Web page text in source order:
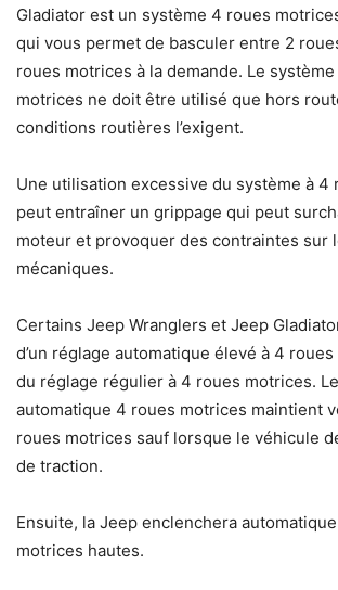
Gladiator est un système 4 roues
qui vous permet de basculer entre 2
roues motrices à la demande. Le
motrices ne doit être utilisé que hors
conditions routières l’exigent.
Une utilisation excessive du système à 4
peut entraîner un grippage qui peut
moteur et provoquer des contraintes sur
mécaniques.
Certains Jeep Wranglers et Jeep
d’un réglage automatique élevé à 4
du réglage régulier à 4 roues motrices.
automatique 4 roues motrices maintient
roues motrices sauf lorsque le véhicule
de traction.
Ensuite, la Jeep enclenchera
motrices hautes.